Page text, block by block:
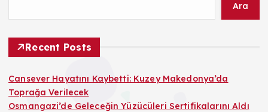
Ara
Recent Posts
Cansever Hayatını Kaybetti: Kuzey Makedonya’da
Toprağa Verilecek
Osmangazi’de Geleceğin Yüzücüleri Sertifikalarını Aldı